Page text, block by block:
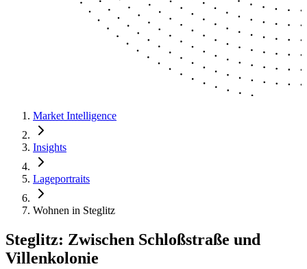
Market Intelligence
Insights
Lageportraits
Wohnen in Steglitz
Steglitz: Zwischen Schloßstraße und
Villenkolonie